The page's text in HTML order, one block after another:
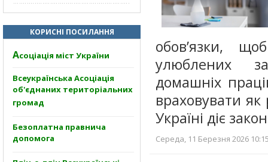
КОРИСНІ ПОСИЛАННЯ
Асоціація міст України
Всеукраїнська Асоціація
об'єднаних територіальних
громад
Безоплатна правнича
допомога
обов’язки,
улюблених
домашніх
враховувати
Україні діє
Середа, 11 Березня 2026